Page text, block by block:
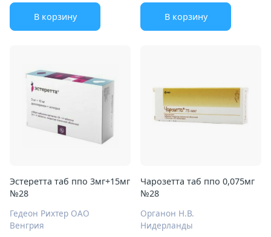
В корзину В корзину
Эстеретта таб ппо 3мг+15мг
№28
Гедеон Рихтер ОАО
Венгрия
Чарозетта таб ппо 0,075мг
№28
Органон Н.В.
Нидерланды